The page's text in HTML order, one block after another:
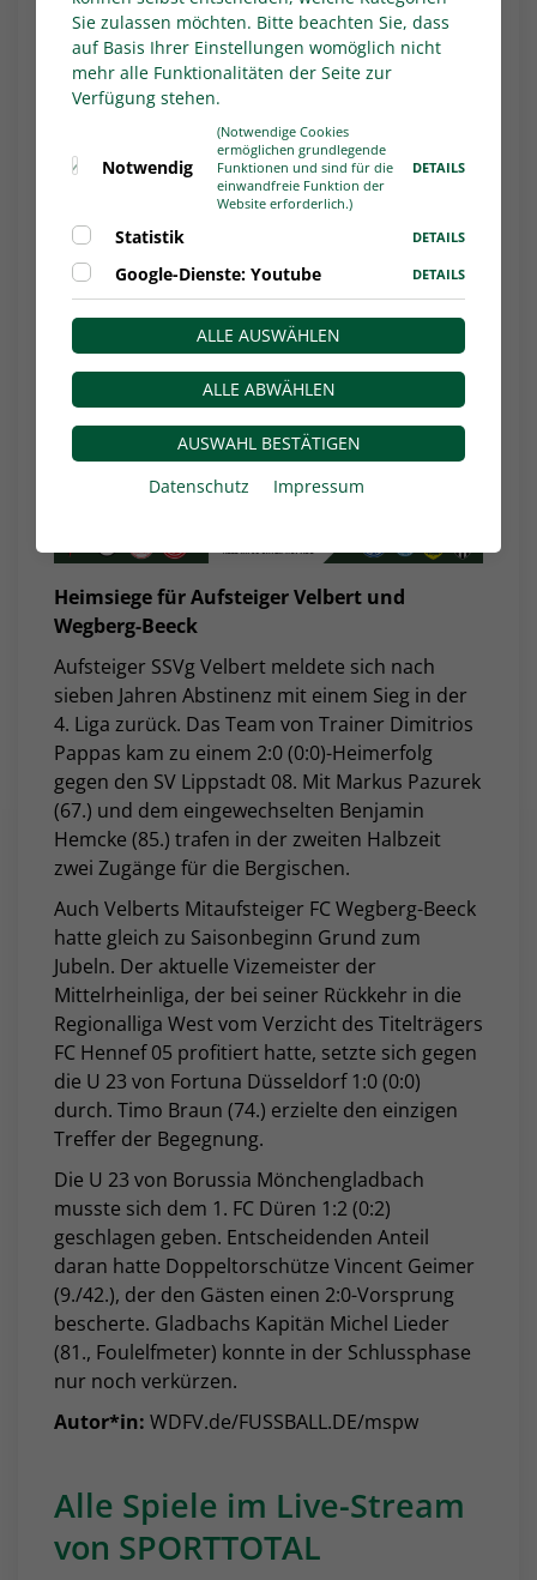
dem 0:1 (0:0) beim SC Wiedenbrück
hinnehmen. Vor 1001 Zuschauer*innen im
Jahnstadion gelang Niklas Szeleschus (62.) der
einzige Treffer der Begegnung.
Heimsiege für Aufsteiger Velbert und
Wegberg-Beeck
Aufsteiger SSVg Velbert meldete sich nach
sieben Jahren Abstinenz mit einem Sieg in der
4. Liga zurück. Das Team von Trainer Dimitrios
Pappas kam zu einem 2:0 (0:0)-Heimerfolg
gegen den SV Lippstadt 08. Mit Markus Pazurek
(67.) und dem eingewechselten Benjamin
Hemcke (85.) trafen in der zweiten Halbzeit
zwei Zugänge für die Bergischen.
Auch Velberts Mitaufsteiger FC Wegberg-Beeck
hatte gleich zu Saisonbeginn Grund zum
Jubeln. Der aktuelle Vizemeister der
Mittelrheinliga, der bei seiner Rückkehr in die
Regionalliga West vom Verzicht des Titelträgers
FC Hennef 05 profitiert hatte, setzte sich gegen
die U 23 von Fortuna Düsseldorf 1:0 (0:0)
durch. Timo Braun (74.) erzielte den einzigen
Treffer der Begegnung.
Die U 23 von Borussia Mönchengladbach
musste sich dem 1. FC Düren 1:2 (0:2)
geschlagen geben. Entscheidenden Anteil
daran hatte Doppeltorschütze Vincent Geimer
(9./42.), der den Gästen einen 2:0-Vorsprung
bescherte. Gladbachs Kapitän Michel Lieder
(81., Foulelfmeter) konnte in der Schlussphase
nur noch verkürzen.
Autor*in: WDFV.de/FUSSBALL.DE/mspw
Alle Spiele im Live-Stream
von SPORTTOTAL
Sie zulassen möchten. Bitte beachten Sie, dass
auf Basis Ihrer Einstellungen womöglich nicht
mehr alle Funktionalitäten der Seite zur
Verfügung stehen.
Notwendig
(Notwendige Cookies
ermöglichen grundlegende
Funktionen und sind für die
einwandfreie Funktion der
Website erforderlich.)
DETAILS
Statistik DETAILS
Google-Dienste: Youtube DETAILS
ALLE AUSWÄHLEN
ALLE ABWÄHLEN
AUSWAHL BESTÄTIGEN
Datenschutz
Impressum